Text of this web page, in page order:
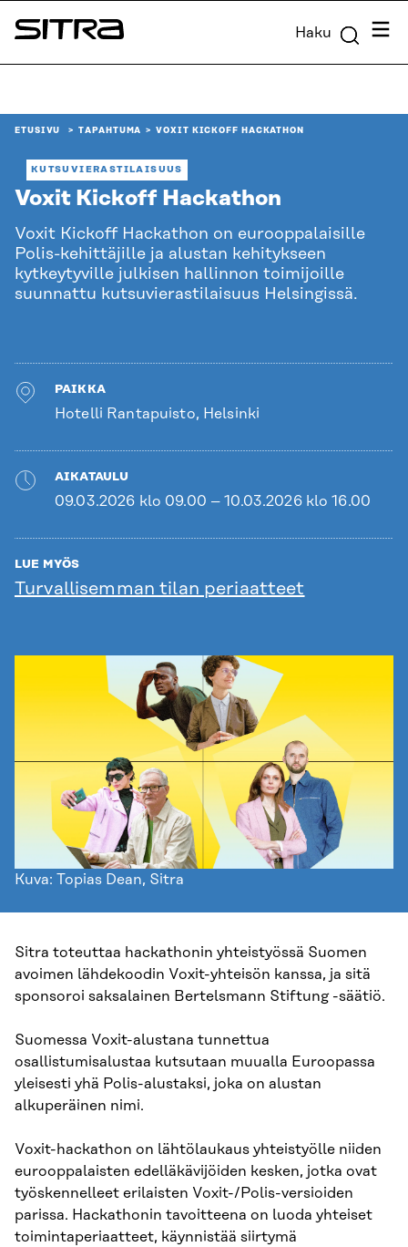
Siirry
suoraan
Sitra Haku
ETUSIVU TAPAHTUMA VOXIT KICKOFF HACKATHON
KUTSUVIERASTILAISUUS
Voxit Kickoff Hackathon
Voxit Kickoff Hackathon on eurooppalaisille
Polis-kehittäjille ja alustan kehitykseen
kytkeytyville julkisen hallinnon toimijoille
suunnattu kutsuvierastilaisuus Helsingissä.
PAIKKA
Hotelli Rantapuisto, Helsinki
AIKATAULU
09.03.2026 klo 09.00 – 10.03.2026 klo 16.00
LUE MYÖS
Turvallisemman tilan periaatteet
Kuva: Topias Dean, Sitra
Sitra toteuttaa hackathonin yhteistyössä Suomen
avoimen lähdekoodin Voxit-yhteisön kanssa, ja sitä
sponsoroi saksalainen Bertelsmann Stiftung -säätiö.
Suomessa Voxit-alustana tunnettua
osallistumisalustaa kutsutaan muualla Euroopassa
yleisesti yhä Polis-alustaksi, joka on alustan
alkuperäinen nimi.
Voxit-hackathon on lähtölaukaus yhteistyölle niiden
eurooppalaisten edelläkävijöiden kesken, jotka ovat
työskennelleet erilaisten Voxit-/Polis-versioiden
parissa. Hackathonin tavoitteena on luoda yhteiset
toimintaperiaatteet, käynnistää siirtymä